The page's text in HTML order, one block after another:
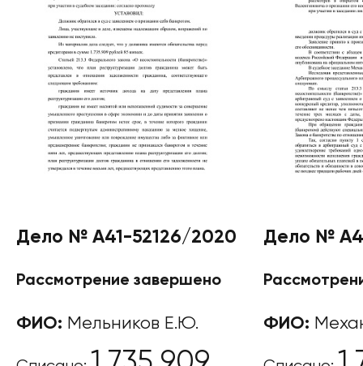
Дело № А41-52126/2020
Рассмотрение завершено
ФИО: Мельников Е.Ю.
Дело №
ФИО: